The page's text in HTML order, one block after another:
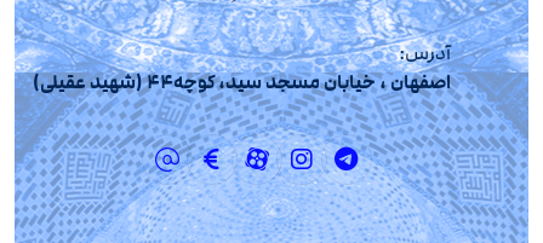
آدرس:
اصفهان ، خیابان مسجد سید، کوچه44 (شهید عقیلی)